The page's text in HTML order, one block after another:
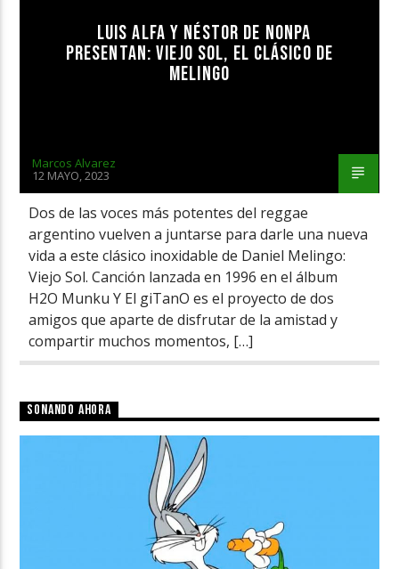
LUIS ALFA Y NÉSTOR DE NONPA
PRESENTAN: VIEJO SOL, EL CLÁSICO DE
MELINGO
Marcos Alvarez
12 MAYO, 2023
Dos de las voces más potentes del reggae
argentino vuelven a juntarse para darle una nueva
vida a este clásico inoxidable de Daniel Melingo:
Viejo Sol. Canción lanzada en 1996 en el álbum
H2O Munku Y El giTanO es el proyecto de dos
amigos que aparte de disfrutar de la amistad y
compartir muchos momentos, […]
SONANDO AHORA